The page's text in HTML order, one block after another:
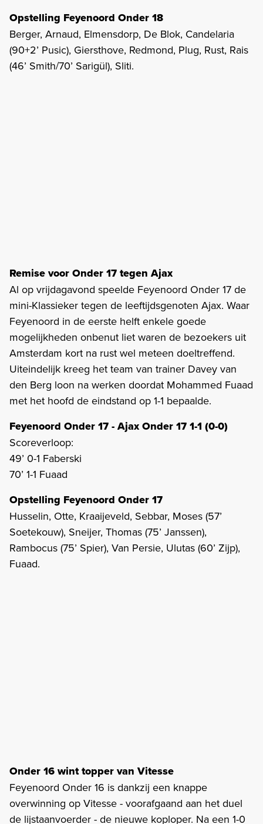
Opstelling Feyenoord Onder 18
Berger, Arnaud, Elmensdorp, De Blok, Candelaria
(90+2’ Pusic), Giersthove, Redmond, Plug, Rust, Rais
(46’ Smith/70’ Sarigül), Sliti.
Remise voor Onder 17 tegen Ajax
Al op vrijdagavond speelde Feyenoord Onder 17 de
mini-Klassieker tegen de leeftijdsgenoten Ajax. Waar
Feyenoord in de eerste helft enkele goede
mogelijkheden onbenut liet waren de bezoekers uit
Amsterdam kort na rust wel meteen doeltreffend.
Uiteindelijk kreeg het team van trainer Davey van
den Berg loon na werken doordat Mohammed Fuaad
met het hoofd de eindstand op 1-1 bepaalde.
Feyenoord Onder 17 - Ajax Onder 17 1-1 (0-0)
Scoreverloop:
49’ 0-1 Faberski
70’ 1-1 Fuaad
Opstelling Feyenoord Onder 17
Husselin, Otte, Kraaijeveld, Sebbar, Moses (57’
Soetekouw), Sneijer, Thomas (75’ Janssen),
Rambocus (75’ Spier), Van Persie, Ulutas (60’ Zijp),
Fuaad.
Onder 16 wint topper van Vitesse
Feyenoord Onder 16 is dankzij een knappe
overwinning op Vitesse - voorafgaand aan het duel
de lijstaanvoerder - de nieuwe koploper. Na een 1-0